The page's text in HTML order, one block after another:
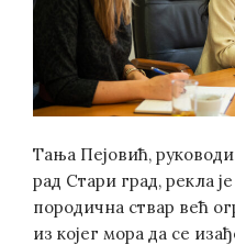
Тања Пејовић,
рад Стари град, рекла
породична ствар већ
из којег мора да се